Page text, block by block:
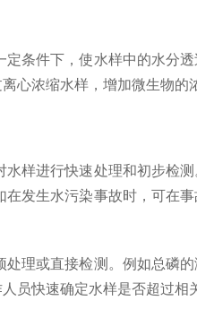
件下，使水样中的水分
心浓缩水样，增加微生物的
进行快速处理和初步检
发生水污染事故时，可在
或直接检测。例如总磷
员快速确定水样是否超过相